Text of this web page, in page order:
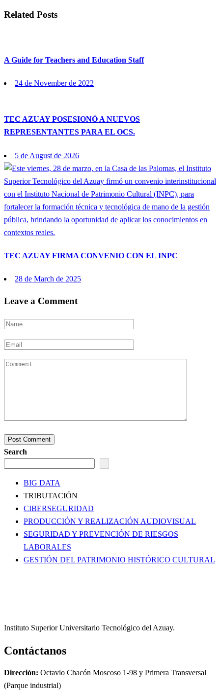
Related Posts
A Guide for Teachers and Education Staff
Posted
24 de November de 2022
TEC AZUAY POSESIONÓ A NUEVOS
REPRESENTANTES PARA EL OCS.
Posted
on
5 de August de 2026
TEC AZUAY FIRMA CONVENIO CON EL INPC
Posted
28 de March de 2025
Leave a Comment
Post Comment
Search
BIG DATA
TRIBUTACIÓN
CIBERSEGURIDAD
PRODUCCIÓN Y REALIZACIÓN AUDIOVISUAL
SEGURIDAD Y PREVENCIÓN DE RIESGOS
LABORALES
GESTIÓN DEL PATRIMONIO HISTÓRICO CULTURAL
Instituto Superior Universitario Tecnológico del Azuay.
Contáctanos
Dirección: Octavio Chacón Moscoso 1-98 y Primera Transversal
(Parque industrial)